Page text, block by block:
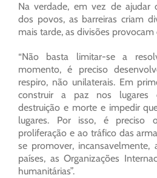
Na verdade, em vez de ajudar
dos povos, as barreiras criam
mais tarde, as divisões
“Não basta limitar-se a
momento, é preciso
respiro, não unilaterais. Em
construir a paz nos lugares
destruição e morte e impedir
lugares. Por isso, é preciso
proliferação e ao tráfico das
se promover, incansavelmente,
países, as Organizações
humanitárias”.